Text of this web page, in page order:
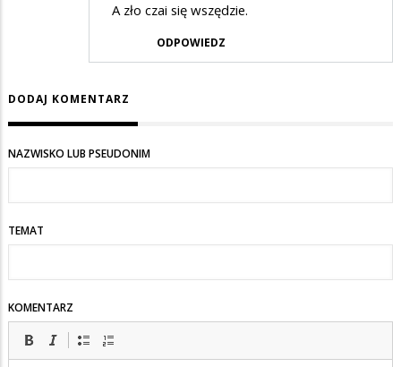
A zło czai się wszędzie.
ODPOWIEDZ
DODAJ KOMENTARZ
NAZWISKO LUB PSEUDONIM
TEMAT
KOMENTARZ